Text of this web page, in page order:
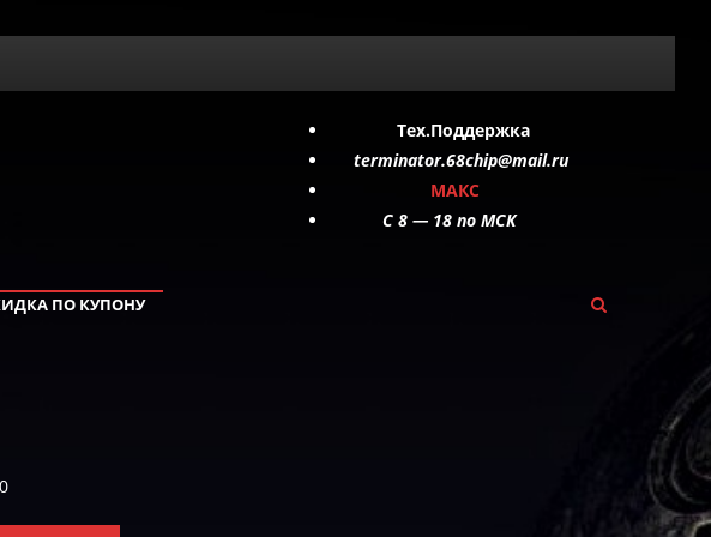
Тех.Поддержка
terminator.68chip@mail.ru
МАКС
C 8 — 18 по МСК
ПО КУПОНУ